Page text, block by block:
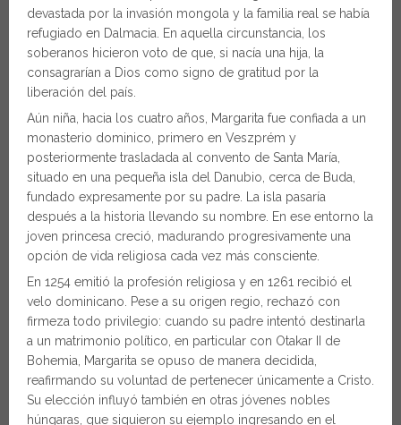
devastada por la invasión mongola y la familia real se había
refugiado en Dalmacia. En aquella circunstancia, los
soberanos hicieron voto de que, si nacía una hija, la
consagrarían a Dios como signo de gratitud por la
liberación del país.
Aún niña, hacia los cuatro años, Margarita fue confiada a un
monasterio dominico, primero en Veszprém y
posteriormente trasladada al convento de Santa María,
situado en una pequeña isla del Danubio, cerca de Buda,
fundado expresamente por su padre. La isla pasaría
después a la historia llevando su nombre. En ese entorno la
joven princesa creció, madurando progresivamente una
opción de vida religiosa cada vez más consciente.
En 1254 emitió la profesión religiosa y en 1261 recibió el
velo dominicano. Pese a su origen regio, rechazó con
firmeza todo privilegio: cuando su padre intentó destinarla
a un matrimonio político, en particular con Otakar II de
Bohemia, Margarita se opuso de manera decidida,
reafirmando su voluntad de pertenecer únicamente a Cristo.
Su elección influyó también en otras jóvenes nobles
húngaras, que siguieron su ejemplo ingresando en el